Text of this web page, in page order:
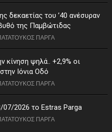
δεκαετίας του ’40 ανέσυραν
της Παμβώτιδας
ΠΑΡΓΑ
κίνηση ψηλά.. +2,9% οι
Ιόνια Οδό
ΠΑΡΓΑ
07/2026 το Estras Parga
ΠΑΡΓΑ